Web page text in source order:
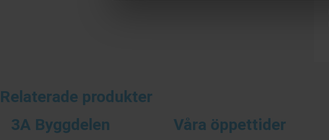
Relaterade produkter
3A Byggdelen
Våra öppettider